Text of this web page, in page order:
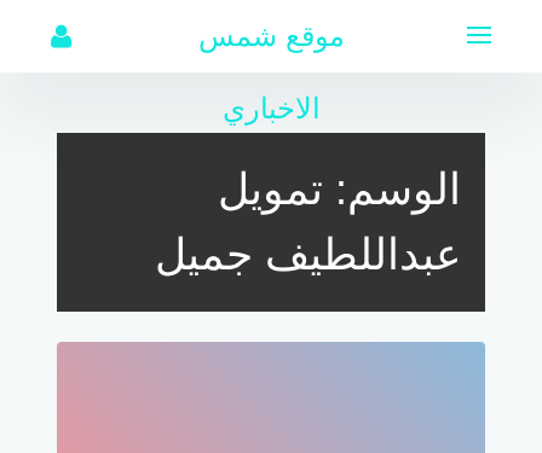
موقع شمس
الاخباري
الوسم: تمويل
عبداللطيف جميل